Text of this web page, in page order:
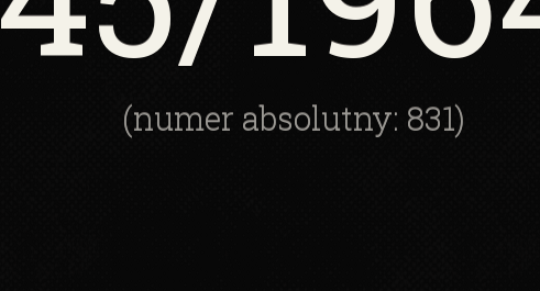
(numer absolutny: 831)